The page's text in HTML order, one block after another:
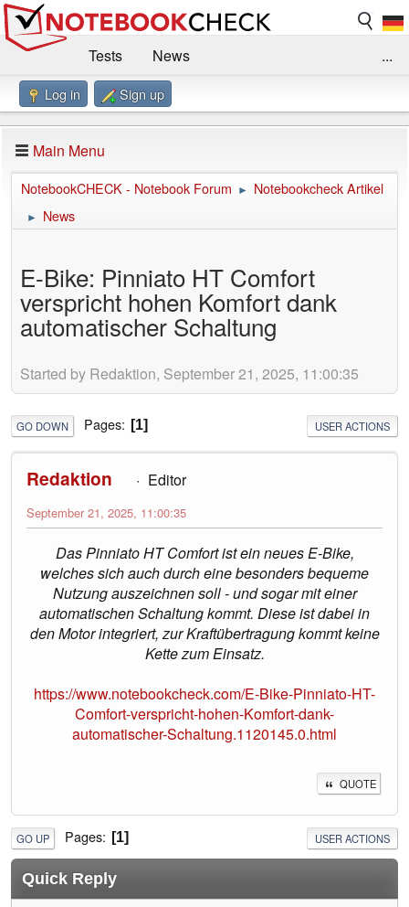
Tests
News
Benchmarks / Technik
Forum
Impressum
...
Log in Sign up
Main Menu
NotebookCHECK - Notebook Forum ► Notebookcheck Artikel
► News
E-Bike: Pinniato HT Comfort
verspricht hohen Komfort dank
automatischer Schaltung
Started by Redaktion, September 21, 2025, 11:00:35
GO DOWN Pages 1 USER ACTIONS
Redaktion Editor
September 21, 2025, 11:00:35
Das Pinniato HT Comfort ist ein neues E-Bike,
welches sich auch durch eine besonders bequeme
Nutzung auszeichnen soll - und sogar mit einer
automatischen Schaltung kommt. Diese ist dabei in
den Motor integriert, zur Kraftübertragung kommt keine
Kette zum Einsatz.
https://www.notebookcheck.com/E-Bike-Pinniato-HT-
Comfort-verspricht-hohen-Komfort-dank-
automatischer-Schaltung.1120145.0.html
QUOTE
GO UP Pages 1 USER ACTIONS
Quick Reply